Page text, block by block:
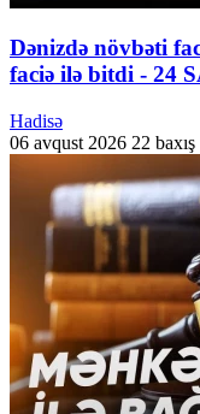
Dənizdə növbəti
faciə ilə bitdi - 24
Hadisə
06 avqust 2026 22 baxış